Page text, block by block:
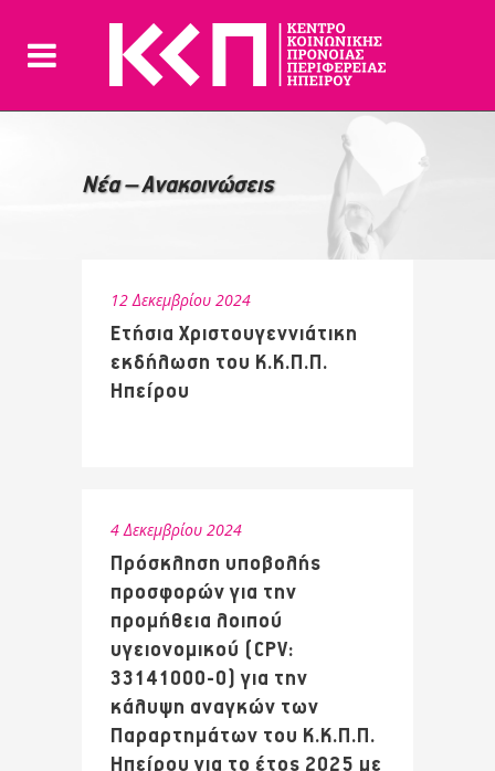
Νέα – Ανακοινώσεις
12 Δεκεμβρίου 2024
Ετήσια Χριστουγεννιάτικη
εκδήλωση του Κ.Κ.Π.Π.
Ηπείρου
4 Δεκεμβρίου 2024
Πρόσκληση υποβολής
προσφορών για την
προμήθεια λοιπού
υγειονομικού (CPV:
33141000-0) για την
κάλυψη αναγκών των
Παραρτημάτων του Κ.Κ.Π.Π.
Ηπείρου για το έτος 2025 με